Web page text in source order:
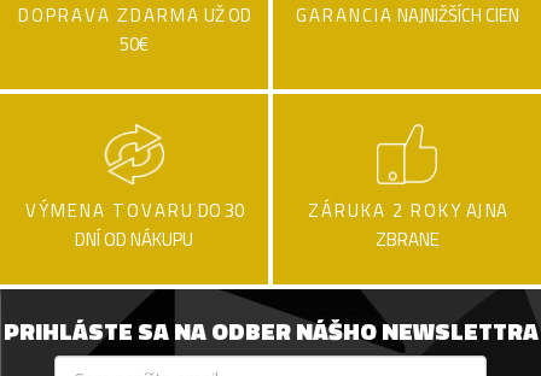
DOPRAVA ZDARMA UŽ OD
50€
GARANCIA NAJNIŽŠÍCH CIEN
VÝMENA TOVARU DO 30
DNÍ OD NÁKUPU
ZÁRUKA 2 ROKY AJ NA
ZBRANE
PRIHLÁSTE SA NA ODBER NÁŠHO NEWSLETTRA